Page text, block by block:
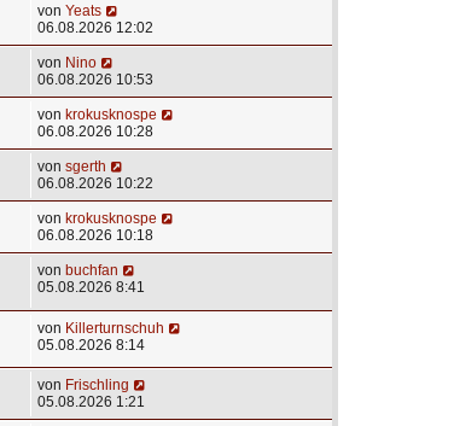
von Yeats
06.08.2026 12:02
von Nino
06.08.2026 10:53
von krokusknospe
06.08.2026 10:28
von sgerth
06.08.2026 10:22
von krokusknospe
06.08.2026 10:18
von buchfan
05.08.2026 8:41
von Killerturnschuh
05.08.2026 8:14
von Frischling
05.08.2026 1:21